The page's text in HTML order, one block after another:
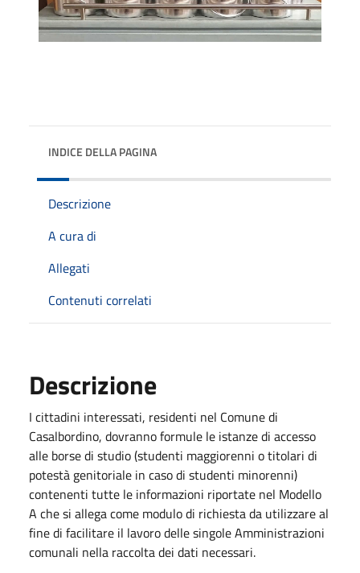
INDICE DELLA PAGINA
Descrizione
A cura di
Allegati
Contenuti correlati
Descrizione
I cittadini interessati, residenti nel Comune di
Casalbordino, dovranno formule le istanze di accesso
alle borse di studio (studenti maggiorenni o titolari di
potestà genitoriale in caso di studenti minorenni)
contenenti tutte le informazioni riportate nel Modello
A che si allega come modulo di richiesta da utilizzare al
fine di facilitare il lavoro delle singole Amministrazioni
comunali nella raccolta dei dati necessari.